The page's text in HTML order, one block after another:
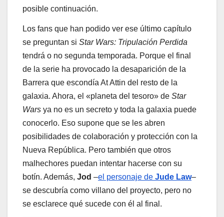
posible continuación.
Los fans que han podido ver ese último capítulo
se preguntan si Star Wars: Tripulación Perdida
tendrá o no segunda temporada. Porque el final
de la serie ha provocado la desaparición de la
Barrera que escondía At Attin del resto de la
galaxia. Ahora, el «planeta del tesoro» de Star
Wars ya no es un secreto y toda la galaxia puede
conocerlo. Eso supone que se les abren
posibilidades de colaboración y protección con la
Nueva República. Pero también que otros
malhechores puedan intentar hacerse con su
botín. Además, Jod –el personaje de Jude Law–
se descubría como villano del proyecto, pero no
se esclarece qué sucede con él al final.